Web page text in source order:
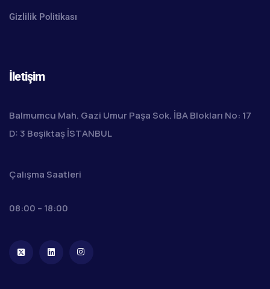
Gizlilik Politikası
İletişim
Balmumcu Mah. Gazi Umur Paşa Sok. İBA Blokları No: 17
D: 3 Beşiktaş İSTANBUL
Çalışma Saatleri
08:00 – 18:00